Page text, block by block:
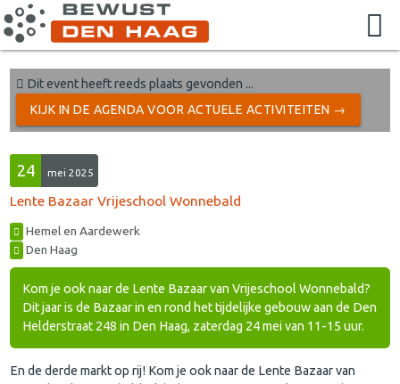
Dit event heeft reeds plaats gevonden ...
KIJK IN DE AGENDA VOOR ACTUELE ACTIVITEITEN →
24 mei 2025
Lente Bazaar Vrijeschool Wonnebald
Hemel en Aardewerk
Den Haag
Kom je ook naar de Lente Bazaar van Vrijeschool Wonnebald?
Dit jaar is de Bazaar in en rond het tijdelijke gebouw aan de Den
Helderstraat 248 in Den Haag, zaterdag 24 mei van 11-15 uur.
En de derde markt op rij! Kom je ook naar de Lente Bazaar van